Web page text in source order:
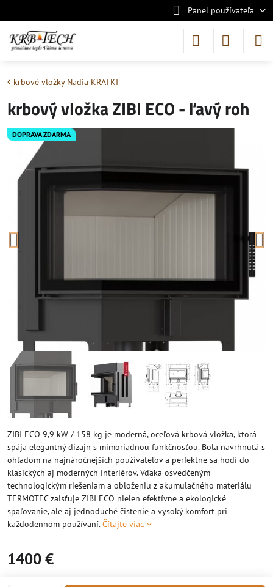
Panel používateľa
DOPRAVA ZDARMA
krbové vložky Nadia KRATKI
krbový vložka ZIBI ECO - ľavý roh
ZIBI ECO 9,9 kW / 158 kg je moderná, oceľová krbová vložka, ktorá
spája elegantný dizajn s mimoriadnou funkčnosťou. Bola navrhnutá s
ohľadom na najnáročnejších používateľov a perfektne sa hodí do
klasických aj moderných interiérov. Vďaka osvedčeným
technologickým riešeniam a obloženiu z akumulačného materiálu
TERMOTEC zaisťuje ZIBI ECO nielen efektívne a ekologické
spaľovanie, ale aj jednoduché čistenie a vysoký komfort pri
každodennom používaní.Čítajte viac
1400 €